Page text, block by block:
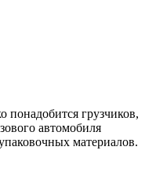
понадобится грузчиков,
автомобиля
материалов.